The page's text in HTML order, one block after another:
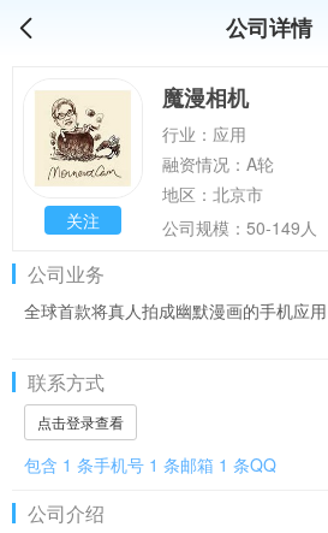
公司详情
关注
魔漫相机
行业：应用
融资情况：A轮
地区：北京市
公司规模：50-149人
公司业务
全球首款将真人拍成幽默漫画的手机应用
联系方式
点击登录查看
包含 1 条手机号 1 条邮箱 1 条QQ
公司介绍